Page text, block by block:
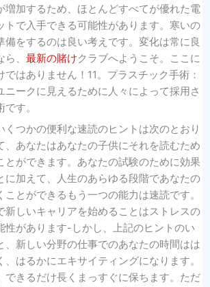
増加するため、ほとんどすべてが優れた電
トで入手できる可能性があります。寒いの
備をするのは良い考えです。変化は常に良
、 最新の賭けクラブへようこそ。ここに
ではありません！11。プラスチック手術：
ニークに見えるために人々によって採用さ
す。
くつかの便利な速読のヒントは次のとおり
、あなたはあなたの子供にそれを読むため
とができます。あなたの試験のために効果
に加えて、人生のあらゆる段階であなたの
とができるもう一つの能力は速読です。
新しいキャリアを始めることはストレスの
性があります-しかし、上記のヒントのい
、新しい分野の仕事でのあなたの時間はは
、はるかにエキサイティングになります。
できるだけ長くまっすぐに保ちます。ただ